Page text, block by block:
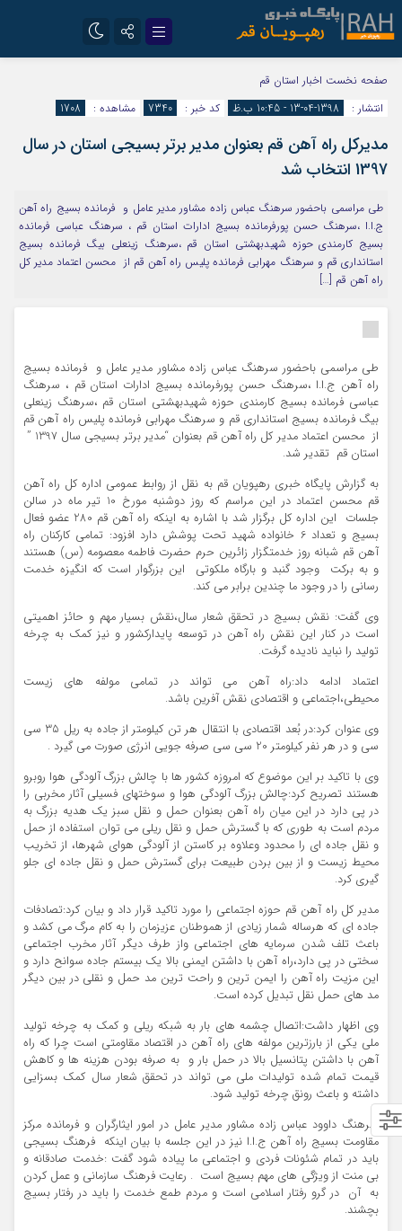
تلگرام
ایتا
صفحه نخست اخبار استان قم
انتشار :
1398-04-13 - 10:45 ب.ظ کد خبر : 7340 مشاهده : 1708
مدیرکل راه آهن قم بعنوان مدیر برتر بسیجی استان در سال
1397 انتخاب شد
طی مراسمی باحضور سرهنگ عباس زاده مشاور مدیر عامل و فرمانده بسیج راه آهن
ج.ا.ا ،سرهنگ حسن پورفرمانده بسیج ادارات استان قم ، سرهنگ عباسی فرمانده
بسیج کارمندی حوزه شهیدبهشتی استان قم ،سرهنگ زینعلی بیگ فرمانده بسیج
استانداری قم و سرهنگ مهرابی فرمانده پلیس راه آهن قم از محسن اعتماد مدیر کل
راه آهن قم […]
طی مراسمی باحضور سرهنگ عباس زاده مشاور مدیر عامل و فرمانده بسیج
راه آهن ج.ا.ا ،سرهنگ حسن پورفرمانده بسیج ادارات استان قم ، سرهنگ
عباسی فرمانده بسیج کارمندی حوزه شهیدبهشتی استان قم ،سرهنگ زینعلی
بیگ فرمانده بسیج استانداری قم و سرهنگ مهرابی فرمانده پلیس راه آهن قم
از محسن اعتماد مدیر کل راه آهن قم بعنوان “مدیر برتر بسیجی سال 1397 ”
استان قم تقدیر شد.
به گزارش پایگاه خبری رهپویان قم به نقل از روابط عمومی اداره کل راه آهن
قم محسن اعتماد در این مراسم که روز دوشنبه مورخ 10 تیر ماه در سالن
جلسات این اداره کل برگزار شد با اشاره به اینکه راه آهن قم 280 عضو فعال
بسیج و تعداد 6 خانواده شهید تحت پوشش دارد افزود: تمامی کارکنان راه
آهن قم شبانه روز خدمتگزار زائرین حرم حضرت فاطمه معصومه (س) هستند
و به برکت وجود گنبد و بارگاه ملکوتی این بزرگوار است که انگیزه خدمت
رسانی را در وجود ما چندین برابر می کند.
وی گفت: نقش بسیج در تحقق شعار سال،نقش بسیار مهم و حائز اهمیتی
است در کنار این نقش راه آهن در توسعه پایدارکشور و نیز کمک به چرخه
تولید را نباید نادیده گرفت.
اعتماد ادامه داد:راه آهن می تواند در تمامی مولفه های زیست
محیطی،اجتماعی و اقتصادی نقش آفرین باشد.
وی عنوان کرد:در بُعد اقتصادی با انتقال هر تن کیلومتر از جاده به ریل 35 سی
سی و در هر نفر کیلومتر 20 سی سی صرفه جویی انرژی صورت می گیرد .
وی با تاکید بر این موضوع که امروزه کشور ها با چالش بزرگ آلودگی هوا روبرو
هستند تصریح کرد:چالش بزرگ آلودگی هوا و سوختهای فسیلی آثار مخربی را
در پی دارد در این میان راه آهن بعنوان حمل و نقل سبز یک هدیه بزرگ به
مردم است به طوری كه با گسترش حمل و نقل ریلی می توان استفاده از حمل
و نقل جاده ای را محدود وعلاوه بر كاستن از آلودگی هوای شهرها، از تخریب
محیط زیست و از بین بردن طبیعت برای گسترش حمل و نقل جاده ای جلو
گیری کرد.
مدیر کل راه آهن قم حوزه اجتماعی را مورد تاکید قرار داد و بیان کرد:تصادفات
جاده ای که هرساله شمار زیادی از هموطنان عزیزمان را به کام مرگ می کشد و
باعث تلف شدن سرمایه های اجتماعی واز طرف دیگر آثار مخرب اجتماعی
سختی در پی دارد،راه آهن با داشتن ایمنی بالا یک بیستم جاده سوانح دارد و
این مزیت راه آهن را ایمن ترین و راحت ترین مد حمل و نقلی در بین دیگر
مد های حمل نقل تبدیل کرده است.
وی اظهار داشت:اتصال چشمه های بار به شبکه ریلی و کمک به چرخه تولید
ملی یکی از بارزترین مولفه های راه آهن در اقتصاد مقاومتی است چرا که راه
آهن با داشتن پتانسیل بالا در حمل بار و به صرفه بودن هزینه ها و کاهش
قیمت تمام شده تولیدات ملی می تواند در تحقق شعار سال کمک بسزایی
داشته و باعث رونق چرخه تولید شود.
سرهنگ داوود عباس زاده مشاور مدیر عامل در امور ایثارگران و فرمانده مرکز
مقاومت بسیج راه آهن ج.ا.ا نیز در این جلسه با بیان اینکه فرهنگ بسیجی
باید در تمام شئونات فردی و اجتماعی ما پیاده شود گفت :خدمت صادقانه و
بی منت از ویژگی های مهم بسیج است . رعایت فرهنگ سازمانی و عمل کردن
به آن در گرو رفتار اسلامی است و مردم طمع خدمت را باید در رفتار بسیج
بچشند.